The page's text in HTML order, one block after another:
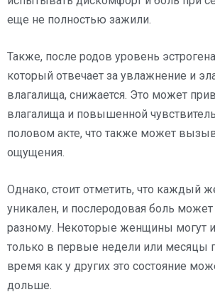
еще не полностью зажили.
Также, после родов уровень
который отвечает за увлажнение и
влагалища, снижается. Это может
влагалища и повышенной
половом акте, что также может
ощущения.
Однако, стоит отметить, что каждый
уникален, и послеродовая боль может
разному. Некоторые женщины могут
только в первые недели или месяцы
время как у других это состояние
дольше.